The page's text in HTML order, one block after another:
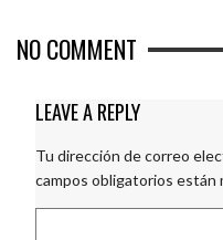
NO COMMENT
LEAVE A REPLY
Tu dirección de correo
campos obligatorios están